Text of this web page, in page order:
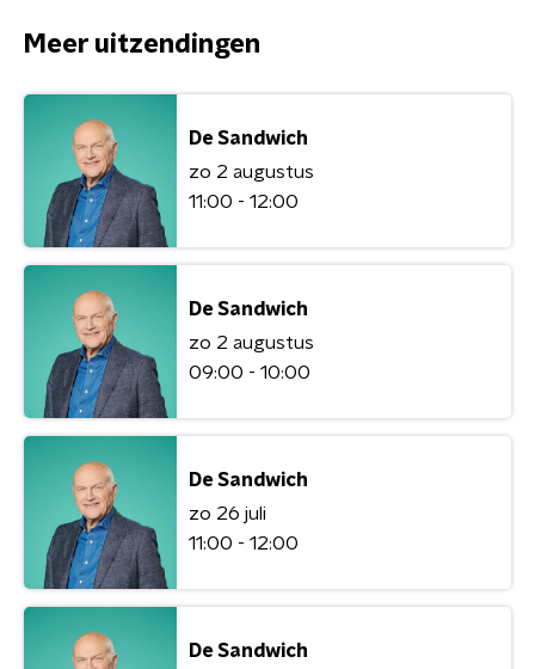
Meer uitzendingen
De Sandwich
zo 2 augustus
11:00 - 12:00
De Sandwich
zo 2 augustus
09:00 - 10:00
De Sandwich
zo 26 juli
11:00 - 12:00
De Sandwich